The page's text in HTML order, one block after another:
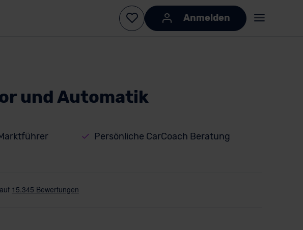
Anmelden
und Automatik
Persönliche CarCoach Beratung